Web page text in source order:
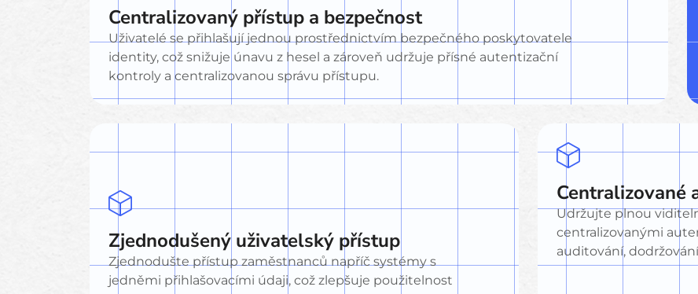
Centralizovaný přístup a bezpečnost
Uživatelé se přihlašují jednou prostřednictvím bezpečného poskytovatele
identity, což snižuje únavu z hesel a zároveň udržuje přísné autentizační
kontroly a centralizovanou správu přístupu.
Zjednodušený uživatelský přístup
Zjednodušte přístup zaměstnanců napříč systémy s
jedněmi přihlašovacími údaji, což zlepšuje použitelnost
Centralizované
Udržujte plnou
centralizovanými
auditování,